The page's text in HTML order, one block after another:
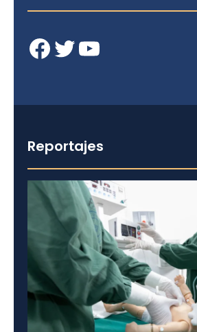
Facebook Twitter YouTube
Reportajes